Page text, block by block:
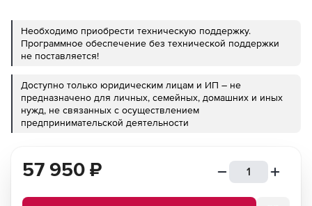
Необходимо приобрести техническую поддержку.
Программное обеспечение без технической поддержки
не поставляется!
Доступно только юридическим лицам и ИП – не
предназначено для личных, семейных, домашних и иных
нужд, не связанных с осуществлением
предпринимательской деятельности
57 950 ₽